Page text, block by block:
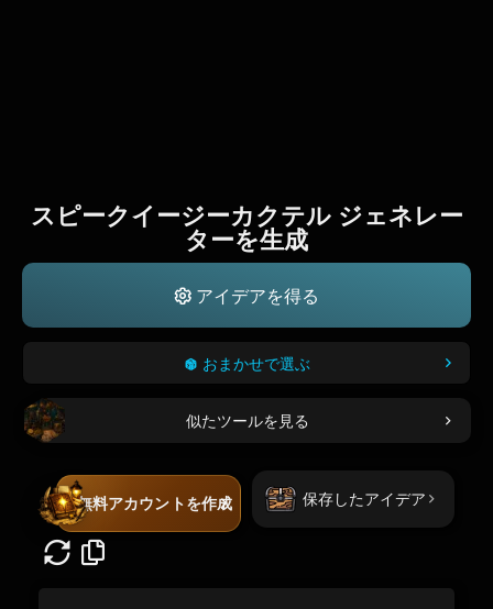
スピークイージーカクテル ジェネレー
ターを生成
アイデアを得る
おまかせで選ぶ
似たツールを見る
無料アカウントを作成 保存したアイデア